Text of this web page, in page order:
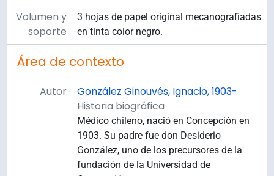
Volumen y
soporte
3 hojas de papel original mecanografiadas
en tinta color negro.
Área de contexto
Autor
González Ginouvés, Ignacio, 1903-
Historia biográfica
Médico chileno, nació en Concepción en
1903. Su padre fue don Desiderio
González, uno de los precursores de la
fundación de la Universidad de